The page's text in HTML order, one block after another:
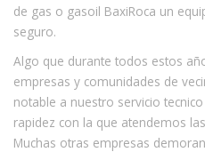
de gas o gasoil BaxiRoca un
seguro.
Algo que durante todos estos
empresas y comunidades de
notable a nuestro servicio
rapidez con la que atendemos
Muchas otras empresas